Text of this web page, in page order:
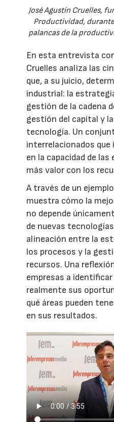
José Agustín Cruelles,
Productividad,
palancas de la
En esta entrevista
Cruelles analiza las
que, a su juicio,
industrial: la
gestión de la cadena
gestión del capital y
tecnología. Un
interrelacionados
en la capacidad de
más valor con los
A través de un
muestra cómo la
no depende
de nuevas
alineación entre la
los procesos y la
recursos. Una
empresas a
realmente sus
qué áreas pueden
en sus resultados.